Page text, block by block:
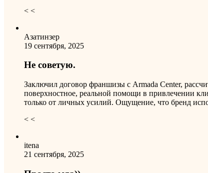
< <
Азатинзер
19 сентября, 2025
Не советую.
Заключил договор франшизы с Armada Center,
поверхностное, реальной помощи в привлечении
только от личных усилий. Ощущение, что бренд
< <
itena
21 сентября, 2025